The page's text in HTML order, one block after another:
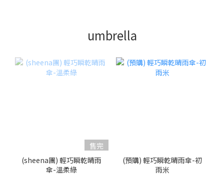
umbrella
售完
(sheena團) 輕巧瞬乾晴雨
傘-溫柔綠
(預購) 輕巧瞬乾晴雨傘-初
雨米